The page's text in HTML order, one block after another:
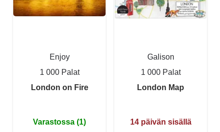
Enjoy
1 000 Palat
London on Fire
Varastossa (1)
Galison
1 000 Palat
London Map
14 päivän sisällä